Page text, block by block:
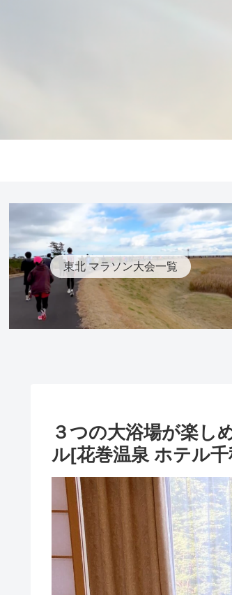
東北 マラソン大会一覧
３つの大浴場が楽し
ル[花巻温泉 ホテル